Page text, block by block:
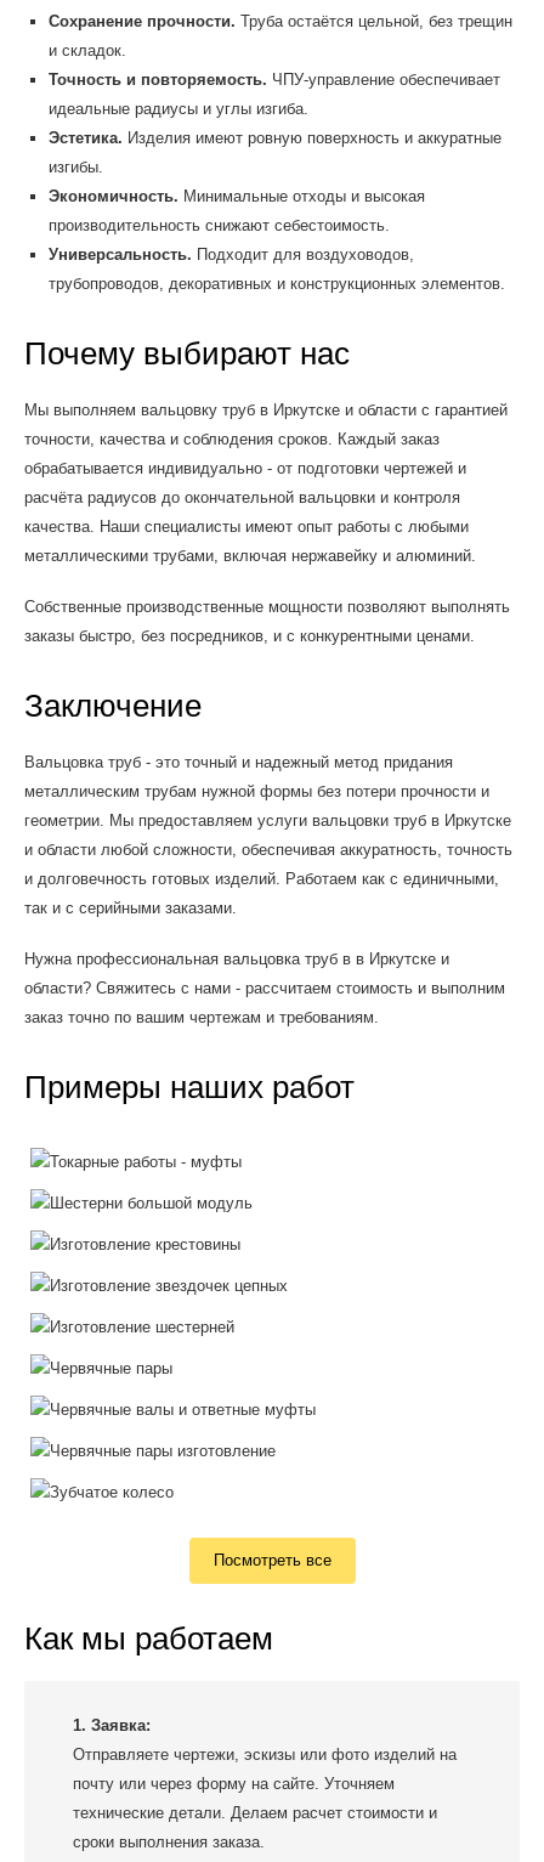
Сохранение прочности. Труба остаётся цельной, без трещин
и складок.
Точность и повторяемость. ЧПУ-управление обеспечивает
идеальные радиусы и углы изгиба.
Эстетика. Изделия имеют ровную поверхность и аккуратные
изгибы.
Экономичность. Минимальные отходы и высокая
производительность снижают себестоимость.
Универсальность. Подходит для воздуховодов,
трубопроводов, декоративных и конструкционных элементов.
Почему выбирают нас
Мы выполняем вальцовку труб в Иркутске и области с гарантией
точности, качества и соблюдения сроков. Каждый заказ
обрабатывается индивидуально - от подготовки чертежей и
расчёта радиусов до окончательной вальцовки и контроля
качества. Наши специалисты имеют опыт работы с любыми
металлическими трубами, включая нержавейку и алюминий.
Собственные производственные мощности позволяют выполнять
заказы быстро, без посредников, и с конкурентными ценами.
Заключение
Вальцовка труб - это точный и надежный метод придания
металлическим трубам нужной формы без потери прочности и
геометрии. Мы предоставляем услуги вальцовки труб в Иркутске
и области любой сложности, обеспечивая аккуратность, точность
и долговечность готовых изделий. Работаем как с единичными,
так и с серийными заказами.
Нужна профессиональная вальцовка труб в в Иркутске и
области? Свяжитесь с нами - рассчитаем стоимость и выполним
заказ точно по вашим чертежам и требованиям.
Примеры наших работ
Посмотреть все
Как мы работаем
1. Заявка:
Отправляете чертежи, эскизы или фото изделий на
почту или через форму на сайте. Уточняем
технические детали. Делаем расчет стоимости и
сроки выполнения заказа.